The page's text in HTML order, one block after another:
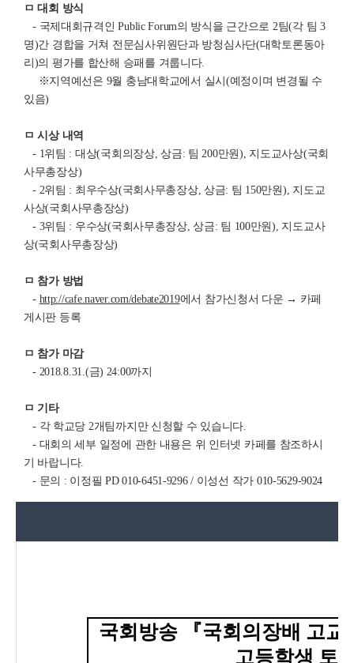
ㅁ 대회 방식
- 국제대회규격인 Public Forum의 방식을 근간으로 2팀(각 팀 3
명)간 경합을 거쳐 전문심사위원단과 방청심사단(대학토론동아
리)의 평가를 합산해 승패를 겨룹니다.
※지역예선은 9월 충남대학교에서 실시(예정이며 변경될 수
있음)
ㅁ 시상 내역
- 1위팀 : 대상(국회의장상, 상금: 팀 200만원), 지도교사상(국회
사무총장상)
- 2위팀 : 최우수상(국회사무총장상, 상금: 팀 150만원), 지도교
사상(국회사무총장상)
- 3위팀 : 우수상(국회사무총장상, 상금: 팀 100만원), 지도교사
상(국회사무총장상)
ㅁ 참가 방법
- http://cafe.naver.com/debate2019에서 참가신청서 다운 → 카페
게시판 등록
ㅁ 참가 마감
- 2018.8.31.(금) 24:00까지
ㅁ 기타
- 각 학교당 2개팀까지만 신청할 수 있습니다.
- 대회의 세부 일정에 관한 내용은 위 인터넷 카페를 참조하시
기 바랍니다.
- 문의 : 이정필 PD 010-6451-9296 / 이성선 작가 010-5629-9024